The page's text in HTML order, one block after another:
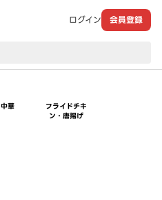
ログイン 会員登録
中華
フライドチキ
ン・唐揚げ